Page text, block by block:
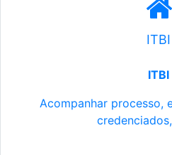
ITBI
ITBI
Acompanhar processo,